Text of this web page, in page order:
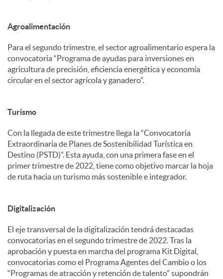
Agroalimentación
Para el segundo trimestre, el sector agroalimentario espera la
convocatoria “Programa de ayudas para inversiones en
agricultura de precisión, eficiencia energética y economía
circular en el sector agrícola y ganadero”.
Turismo
Con la llegada de este trimestre llega la “Convocatoria
Extraordinaria de Planes de Sostenibilidad Turística en
Destino (PSTD)”. Esta ayuda, con una primera fase en el
primer trimestre de 2022, tiene como objetivo marcar la hoja
de ruta hacia un turismo más sostenible e integrador.
Digitalización
El eje transversal de la digitalización tendrá destacadas
convocatorias en el segundo trimestre de 2022. Tras la
aprobación y puesta en marcha del programa Kit Digital,
convocatorias como el Programa Agentes del Cambio o los
“Programas de atracción y retención de talento” supondrán